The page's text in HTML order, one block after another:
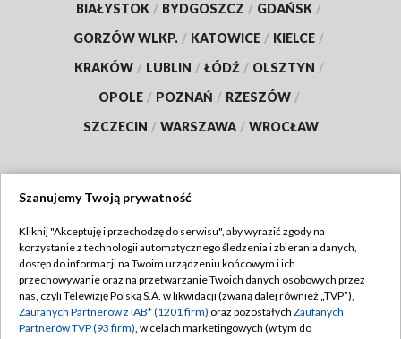
BIAŁYSTOK / BYDGOSZCZ / GDAŃSK /
GORZÓW WLKP. / KATOWICE / KIELCE /
KRAKÓW / LUBLIN / ŁÓDŹ / OLSZTYN /
OPOLE / POZNAŃ / RZESZÓW /
SZCZECIN / WARSZAWA / WROCŁAW
TVP
Abonament TVP
Emisja w TVP
Regulamin TVP
Polityka prywatności
Szanujemy Twoją prywatność
Kliknij "Akceptuję i przechodzę do serwisu", aby wyrazić zgody na
korzystanie z technologii automatycznego śledzenia i zbierania danych,
dostęp do informacji na Twoim urządzeniu końcowym i ich
przechowywanie oraz na przetwarzanie Twoich danych osobowych przez
nas, czyli Telewizję Polską S.A. w likwidacji (zwaną dalej również „TVP”),
Zaufanych Partnerów z IAB* (1201 firm) oraz pozostałych Zaufanych
Partnerów TVP (93 firm), w celach marketingowych (w tym do